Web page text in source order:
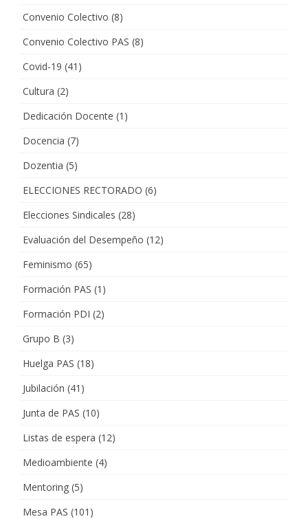
Convenio Colectivo (8)
Convenio Colectivo PAS (8)
Covid-19 (41)
Cultura (2)
Dedicación Docente (1)
Docencia (7)
Dozentia (5)
ELECCIONES RECTORADO (6)
Elecciones Sindicales (28)
Evaluación del Desempeño (12)
Feminismo (65)
Formación PAS (1)
Formación PDI (2)
Grupo B (3)
Huelga PAS (18)
Jubilación (41)
Junta de PAS (10)
Listas de espera (12)
Medioambiente (4)
Mentoring (5)
Mesa PAS (101)